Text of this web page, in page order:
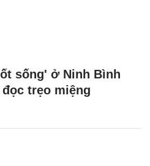
sống' ở Ninh Bình
trẹo miệng